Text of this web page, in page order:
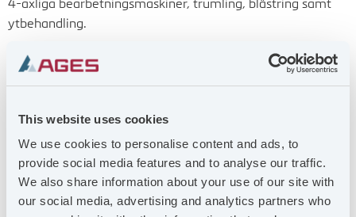
This website uses cookies
We use cookies to personalise content and ads, to
provide social media features and to analyse our traffic.
We also share information about your use of our site with
our social media, advertising and analytics partners who
4-axliga bearbetningsmaskiner, trumling, blästring samt
ytbehandling.